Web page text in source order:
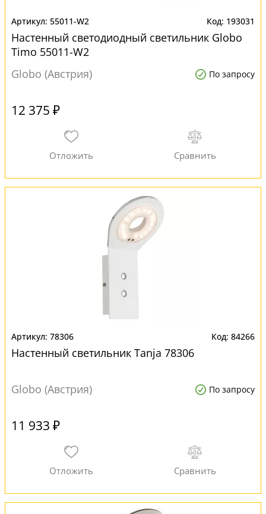
55011-W2 193031
Настенный светодиодный светильник Globo
Timo 55011-W2
Globo (Австрия)
По запросу
12 375 ₽
78306 84266
Настенный светильник Tanja 78306
Globo (Австрия) По запросу
11 933 ₽